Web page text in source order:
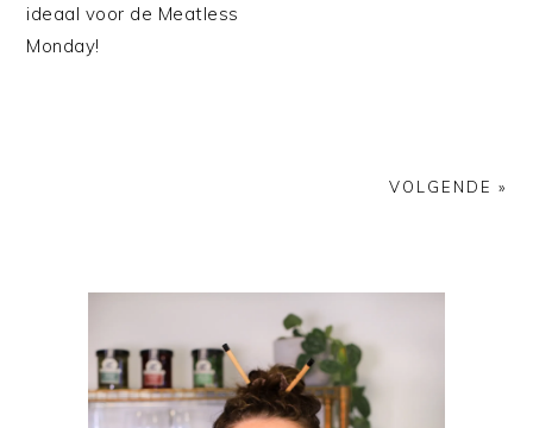
ideaal voor de Meatless
Monday!
VOLGENDE »